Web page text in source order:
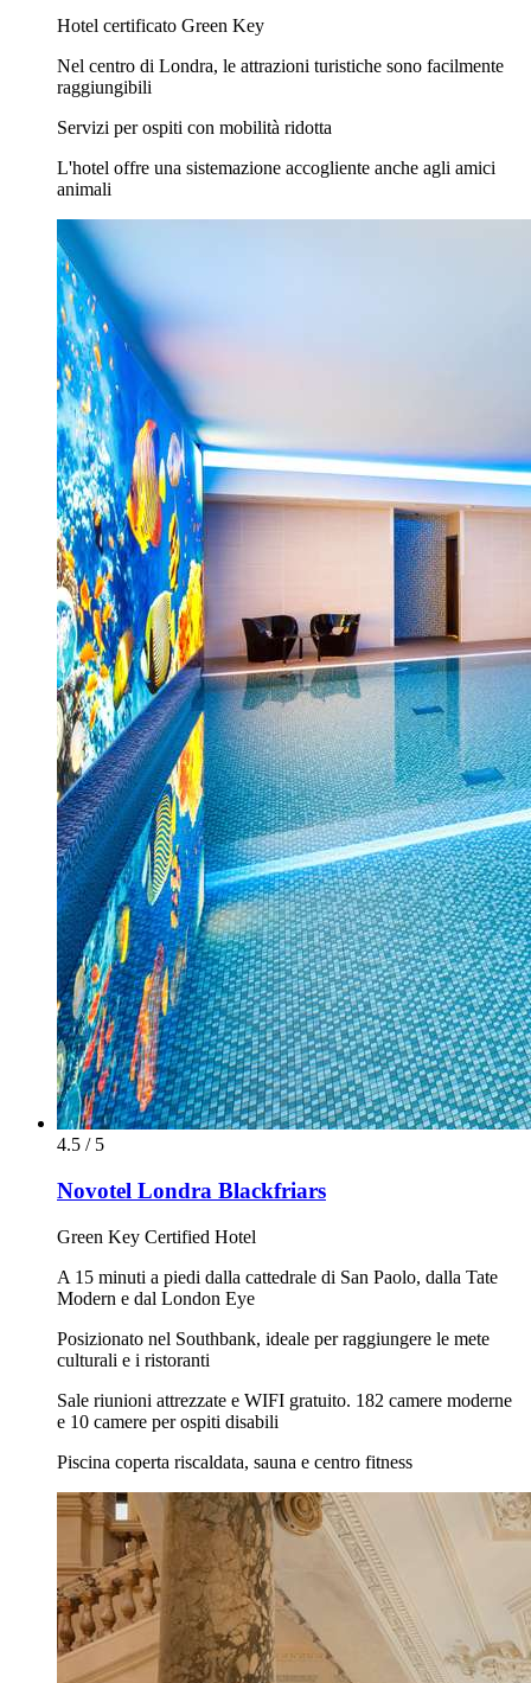
Hotel certificato Green Key
Nel centro di Londra, le attrazioni turistiche sono facilmente
raggiungibili
Servizi per ospiti con mobilità ridotta
L'hotel offre una sistemazione accogliente anche agli amici
animali
4.5 / 5
Novotel Londra Blackfriars
Green Key Certified Hotel
A 15 minuti a piedi dalla cattedrale di San Paolo, dalla Tate
Modern e dal London Eye
Posizionato nel Southbank, ideale per raggiungere le mete
culturali e i ristoranti
Sale riunioni attrezzate e WIFI gratuito. 182 camere moderne
e 10 camere per ospiti disabili
Piscina coperta riscaldata, sauna e centro fitness